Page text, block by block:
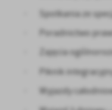
· Spotkania ze
· Poradnictwo
· Zajęcia
· Piknik
· Wyjazdy